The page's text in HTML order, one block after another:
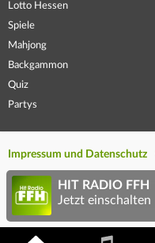
Lotto Hessen
Spiele
Mahjong
Backgammon
Quiz
Partys
Impressum und Datenschutz
HIT RADIO FFH
Jetzt einschalten